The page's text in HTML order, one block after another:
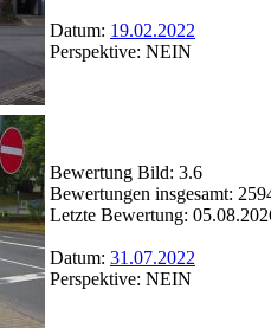
Datum: 19.02.2022
Perspektive: NEIN
Bewertung Bild: 3.6
Bewertungen insgesamt:
Letzte Bewertung:
Datum: 31.07.2022
Perspektive: NEIN